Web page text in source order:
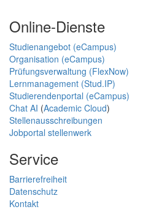
Online-Dienste
Studienangebot (eCampus)
Organisation (eCampus)
Prüfungsverwaltung (FlexNow)
Lernmanagement (Stud.IP)
Studierendenportal (eCampus)
Chat AI (Academic Cloud)
Stellenausschreibungen
Jobportal stellenwerk
Service
Barrierefreiheit
Datenschutz
Kontakt